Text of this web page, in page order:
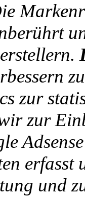
zur
zur
erfasst
und